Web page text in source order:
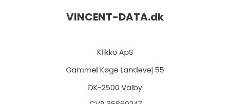
VINCENT-DATA.dk